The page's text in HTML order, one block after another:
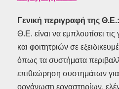
Γενική περιγραφή της Θ.Ε.:
Θ.Ε. είναι να εμπλουτίσει
και φοιτητριών σε
όπως τα συστήματα
επιθεώρηση συστημάτων για
οργάνωση εργαστηρίων,